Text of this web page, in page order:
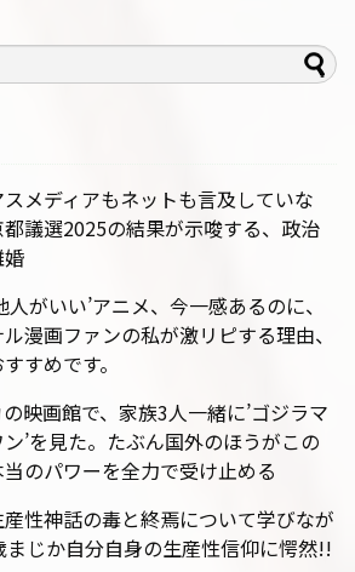
メディアもネットも言及していな
都議選2025の結果が示唆する、政治
婚
人がいい’アニメ、今一感あるのに、
漫画ファンの私が激リピする理由、
すめです。
映画館で、家族3人一緒に’ゴジラマ
’を見た。たぶん国外のほうがこの
のパワーを全力で受け止める
性神話の毒と終焉について学びなが
まじか自分自身の生産性信仰に愕然!!